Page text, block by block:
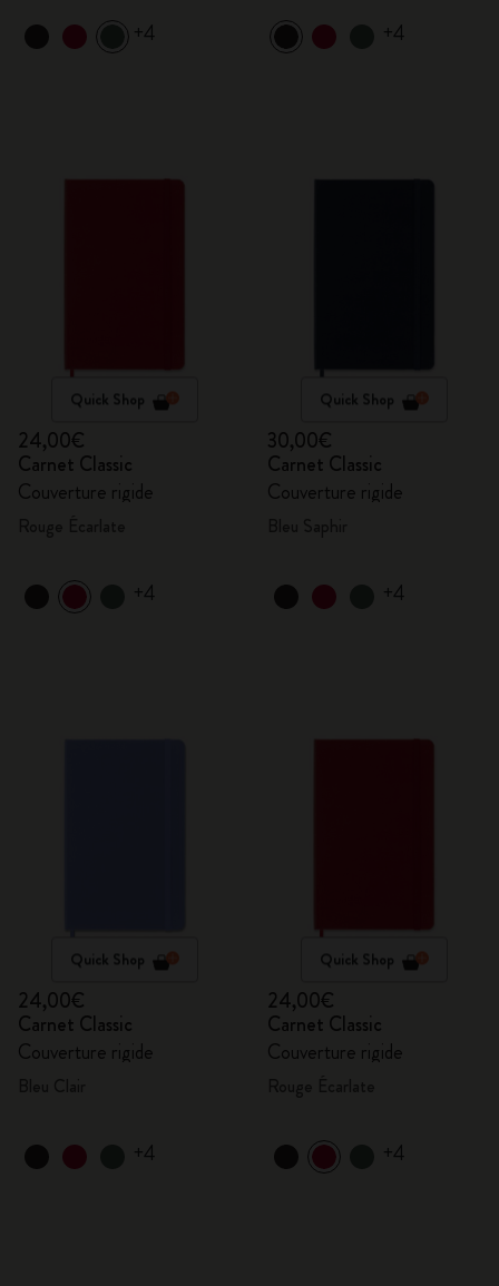
+4 +4
Quick Shop
24,00€
Carnet Classic
Couverture rigide
+4
Quick Shop
30,00€
Carnet Classic
Couverture rigide
+4
Quick Shop
24,00€
Carnet Classic
Couverture rigide
+4
Quick Shop
24,00€
Carnet Classic
Couverture rigide
+4